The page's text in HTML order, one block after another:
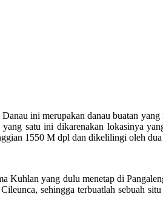
ini merupakan danau buatan
satu ini dikarenakan lokasinya
1550 M dpl dan dikelilingi oleh
Kuhlan yang dulu menetap di
sehingga terbuatlah sebuah